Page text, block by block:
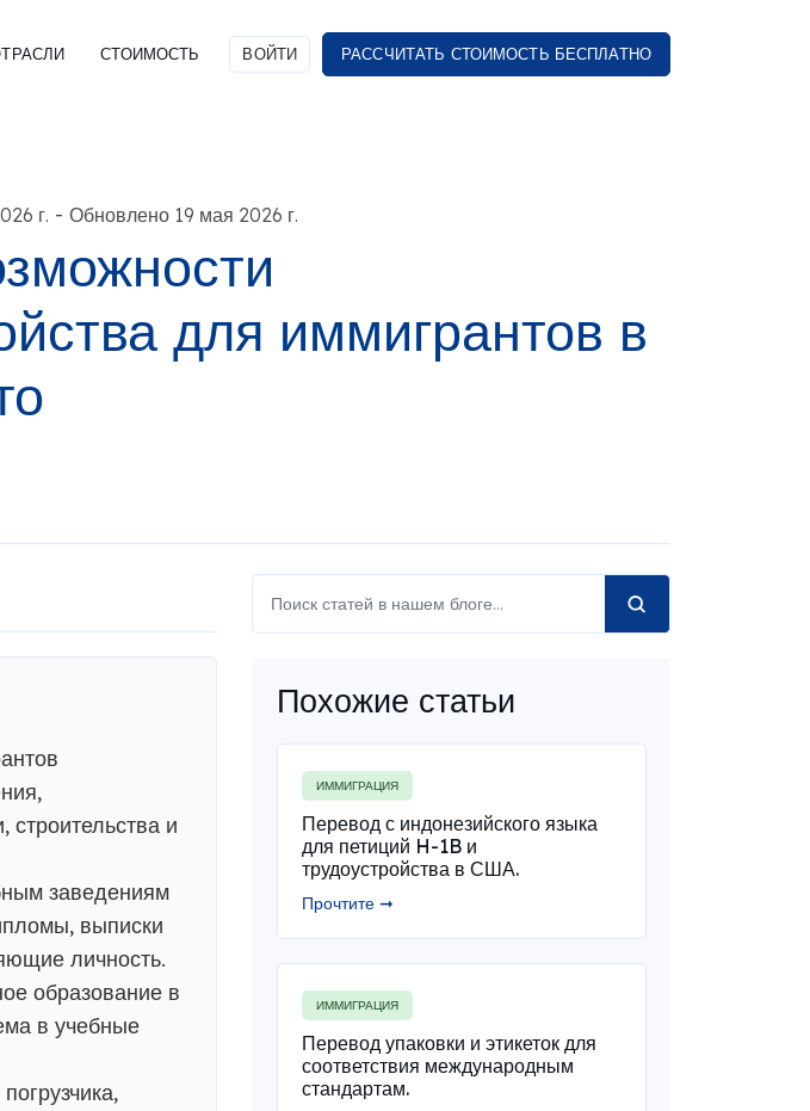
СТОИМОСТЬ ВОЙТИ РАССЧИТАТЬ СТОИМОСТЬ БЕСПЛАТНО
г. - Обновлено 19 мая 2026 г.
для иммигрантов в
строительства и
заведениям
выписки
личность.
образование в
в учебные
Похожие статьи
ИММИГРАЦИЯ
Перевод с индонезийского языка
для петиций H-1B и
трудоустройства в США.
Прочтите ➞
ИММИГРАЦИЯ
Перевод упаковки и этикеток для
соответствия международным
стандартам.